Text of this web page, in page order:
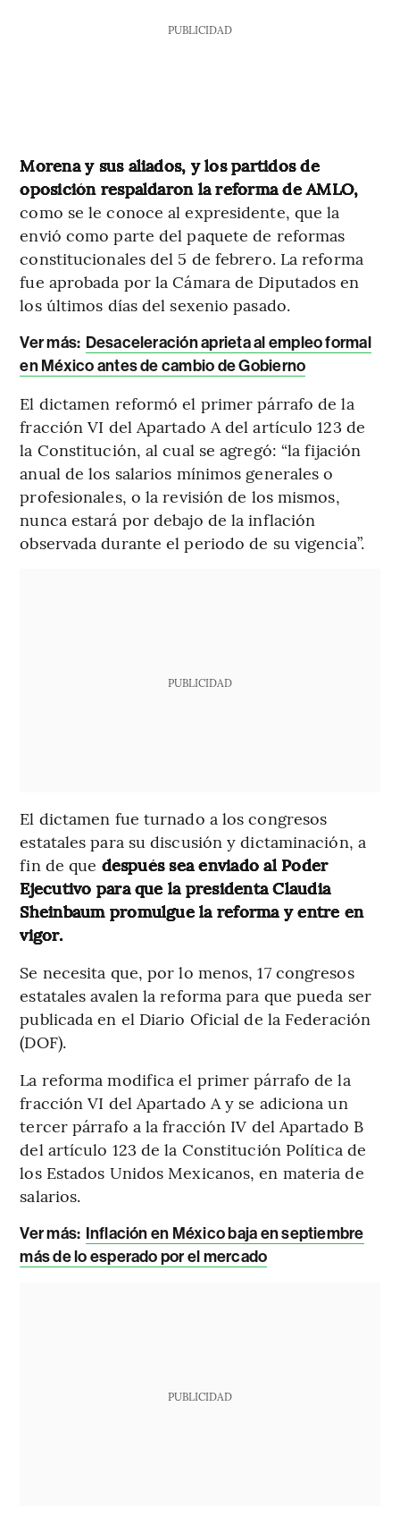
PUBLICIDAD
Morena y sus aliados, y los partidos de
oposición respaldaron la reforma de AMLO,
como se le conoce al expresidente, que la
envió como parte del paquete de reformas
constitucionales del 5 de febrero. La reforma
fue aprobada por la Cámara de Diputados en
los últimos días del sexenio pasado.
Ver más: Desaceleración aprieta al empleo formal
en México antes de cambio de Gobierno
El dictamen reformó el primer párrafo de la
fracción VI del Apartado A del artículo 123 de
la Constitución, al cual se agregó: “la fijación
anual de los salarios mínimos generales o
profesionales, o la revisión de los mismos,
nunca estará por debajo de la inflación
observada durante el periodo de su vigencia”.
PUBLICIDAD
El dictamen fue turnado a los congresos
estatales para su discusión y dictaminación, a
fin de que después sea enviado al Poder
Ejecutivo para que la presidenta Claudia
Sheinbaum promulgue la reforma y entre en
vigor.
Se necesita que, por lo menos, 17 congresos
estatales avalen la reforma para que pueda ser
publicada en el Diario Oficial de la Federación
(DOF).
La reforma modifica el primer párrafo de la
fracción VI del Apartado A y se adiciona un
tercer párrafo a la fracción IV del Apartado B
del artículo 123 de la Constitución Política de
los Estados Unidos Mexicanos, en materia de
salarios.
Ver más: Inflación en México baja en septiembre
más de lo esperado por el mercado
PUBLICIDAD